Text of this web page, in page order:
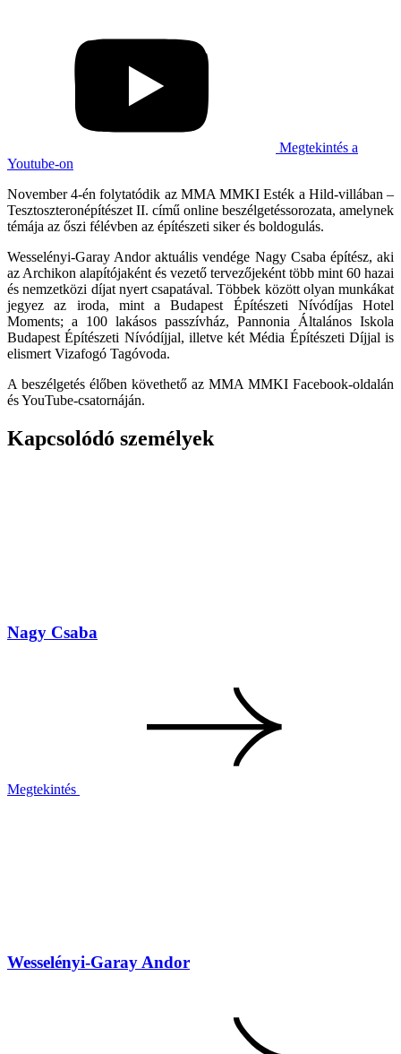
Megtekintés a
Youtube-on
November 4-én folytatódik az MMA MMKI Esték a Hild-villában –
Tesztoszteronépítészet II. című online beszélgetéssorozata, amelynek
témája az őszi félévben az építészeti siker és boldogulás.
Wesselényi-Garay Andor aktuális vendége Nagy Csaba építész, aki
az Archikon alapítójaként és vezető tervezőjeként több mint 60 hazai
és nemzetközi díjat nyert csapatával. Többek között olyan munkákat
jegyez az iroda, mint a Budapest Építészeti Nívódíjas Hotel
Moments; a 100 lakásos passzívház, Pannonia Általános Iskola
Budapest Építészeti Nívódíjjal, illetve két Média Építészeti Díjjal is
elismert Vizafogó Tagóvoda.
A beszélgetés élőben követhető az MMA MMKI Facebook-oldalán
és YouTube-csatornáján.
Kapcsolódó személyek
Nagy Csaba
Megtekintés
Wesselényi-Garay Andor